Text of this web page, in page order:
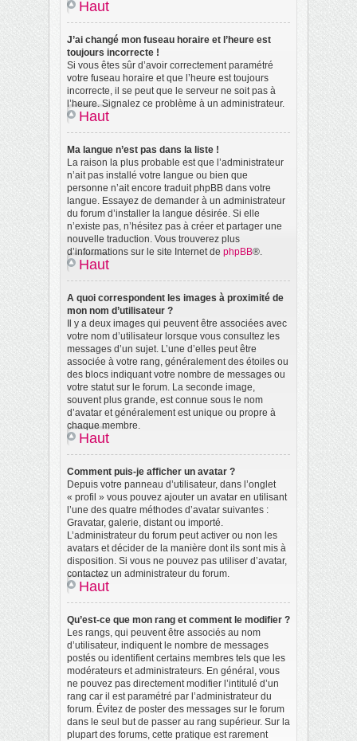
Haut
J’ai changé mon fuseau horaire et l’heure est
toujours incorrecte !
Si vous êtes sûr d’avoir correctement paramétré
votre fuseau horaire et que l’heure est toujours
incorrecte, il se peut que le serveur ne soit pas à
l’heure. Signalez ce problème à un administrateur.
Haut
Ma langue n’est pas dans la liste !
La raison la plus probable est que l’administrateur
n’ait pas installé votre langue ou bien que
personne n’ait encore traduit phpBB dans votre
langue. Essayez de demander à un administrateur
du forum d’installer la langue désirée. Si elle
n’existe pas, n’hésitez pas à créer et partager une
nouvelle traduction. Vous trouverez plus
d’informations sur le site Internet de phpBB®.
Haut
A quoi correspondent les images à proximité de
mon nom d’utilisateur ?
Il y a deux images qui peuvent être associées avec
votre nom d’utilisateur lorsque vous consultez les
messages d’un sujet. L’une d’elles peut être
associée à votre rang, généralement des étoiles ou
des blocs indiquant votre nombre de messages ou
votre statut sur le forum. La seconde image,
souvent plus grande, est connue sous le nom
d’avatar et généralement est unique ou propre à
chaque membre.
Haut
Comment puis-je afficher un avatar ?
Depuis votre panneau d’utilisateur, dans l’onglet
« profil » vous pouvez ajouter un avatar en utilisant
l’une des quatre méthodes d’avatar suivantes :
Gravatar, galerie, distant ou importé.
L’administrateur du forum peut activer ou non les
avatars et décider de la manière dont ils sont mis à
disposition. Si vous ne pouvez pas utiliser d’avatar,
contactez un administrateur du forum.
Haut
Qu’est-ce que mon rang et comment le modifier ?
Les rangs, qui peuvent être associés au nom
d’utilisateur, indiquent le nombre de messages
postés ou identifient certains membres tels que les
modérateurs et administrateurs. En général, vous
ne pouvez pas directement modifier l’intitulé d’un
rang car il est paramétré par l’administrateur du
forum. Évitez de poster des messages sur le forum
dans le seul but de passer au rang supérieur. Sur la
plupart des forums, cette pratique est rarement